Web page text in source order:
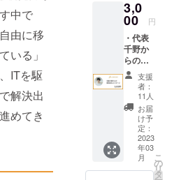
中で
由に移
いる」
ITを駆
解決出
めてき
販売モ
デルを
「早割
プラ
ン」の
価格で
購入可
能な”優
先購入
権”付
き！
5,000円
3,0
00 円
・代表
千野か
らの個
別のお
礼メッ
セージ
支援
者：
11人
お届
け予
定：
2023
年03
月
こ
の
リ
タ